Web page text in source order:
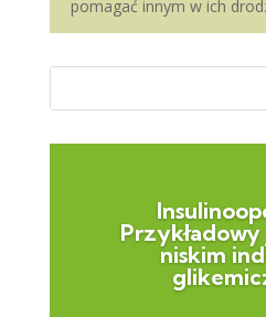
pomagać innym w ich
Przykładowy
niskim